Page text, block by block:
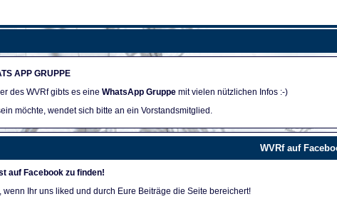
APP GRUPPE
des WVRf gibts es eine WhatsApp Gruppe mit vielen nützlichen Infos :-)
möchte, wendet sich bitte an ein Vorstandsmitglied.
WVRf auf
auf Facebook zu finden!
wenn Ihr uns liked und durch Eure Beiträge die Seite bereichert!